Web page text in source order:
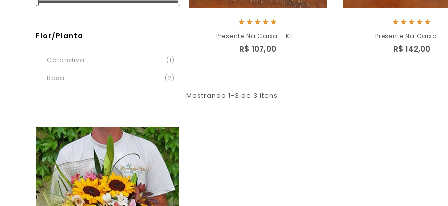
Flor/Planta
Calandiva (1)
Rosa (2)
Presente Na Caixa - Kit...
R$ 107,00
Presente Na Caixa -
R$ 142,00
Mostrando 1-3 de 3 itens